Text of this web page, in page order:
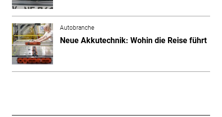
Autobranche
Neue Akkutechnik: Wohin die Reise führt